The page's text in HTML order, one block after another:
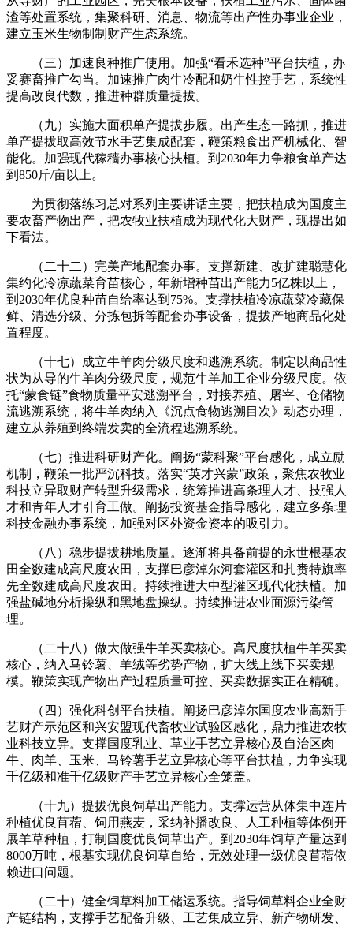
渣等处置系统，集聚科研、消息、物流等出产性办事业企业，
建立玉米生物制制财产生态系统。
（三）加速良种推广使用。加强“看禾选种”平台扶植，办
妥赛畜推广勾当。加速推广肉牛冷配和奶牛性控手艺，系统性
提高改良代数，推进种群质量提拔。
（九）实施大面积单产提拔步履。出产生态一路抓，推进
单产提拔取高效节水手艺集成配套，鞭策粮食出产机械化、智
能化。加强现代稼穑办事核心扶植。到2030年力争粮食单产达
到850斤/亩以上。
为贯彻落练习总对系列主要讲话主要，把扶植成为国度主
要农畜产物出产，把农牧业扶植成为现代化大财产，现提出如
下看法。
（二十二）完美产地配套办事。支撑新建、改扩建聪慧化
集约化冷凉蔬菜育苗核心，年新增种苗出产能力5亿株以上，
到2030年优良种苗自给率达到75%。支撑扶植冷凉蔬菜冷藏保
鲜、清选分级、分拣包拆等配套办事设备，提拔产地商品化处
置程度。
（十七）成立牛羊肉分级尺度和逃溯系统。制定以商品性
状为从导的牛羊肉分级尺度，规范牛羊加工企业分级尺度。依
托“蒙食链”食物质量平安逃溯平台，对接养殖、屠宰、仓储物
流逃溯系统，将牛羊肉纳入《沉点食物逃溯目次》动态办理，
建立从养殖到终端发卖的全流程逃溯系统。
（七）推进科研财产化。阐扬“蒙科聚”平台感化，成立励
机制，鞭策一批严沉科技。落实“英才兴蒙”政策，聚焦农牧业
科技立异取财产转型升级需求，统筹推进高条理人才、技强人
才和青年人才引育工做。阐扬投资基金指导感化，建立多条理
科技金融办事系统，加强对区外资金资本的吸引力。
（八）稳步提拔耕地质量。逐渐将具备前提的永世根基农
田全数建成高尺度农田，支撑巴彦淖尔河套灌区和扎赉特旗率
先全数建成高尺度农田。持续推进大中型灌区现代化扶植。加
强盐碱地分析操纵和黑地盘操纵。持续推进农业面源污染管
理。
（二十八）做大做强牛羊买卖核心。高尺度扶植牛羊买卖
核心，纳入马铃薯、羊绒等劣势产物，扩大线上线下买卖规
模。鞭策实现产物出产过程质量可控、买卖数据实正在精确。
（四）强化科创平台扶植。阐扬巴彦淖尔国度农业高新手
艺财产示范区和兴安盟现代畜牧业试验区感化，鼎力推进农牧
业科技立异。支撑国度乳业、草业手艺立异核心及自治区肉
牛、肉羊、玉米、马铃薯手艺立异核心等平台扶植，力争实现
千亿级和准千亿级财产手艺立异核心全笼盖。
（十九）提拔优良饲草出产能力。支撑运营从体集中连片
种植优良苜蓿、饲用燕麦，采纳补播改良、人工种植等体例开
展羊草种植，打制国度优良饲草出产。到2030年饲草产量达到
8000万吨，根基实现优良饲草自给，无效处理一级优良苜蓿依
赖进口问题。
（二十）健全饲草料加工储运系统。指导饲草料企业全财
产链结构，支撑手艺配备升级、工艺集成立异、新产物研发、